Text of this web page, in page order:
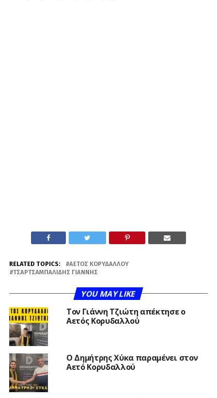
RELATED TOPICS:
ΑΕΤΌΣ ΚΟΡΥΔΑΛΛΟΎ
ΤΣΑΡΤΣΑΜΠΑΛΊΔΗΣ ΓΙΆΝΝΗΣ
YOU MAY LIKE
Τον Γιάννη Τζιώτη απέκτησε ο
Αετός Κορυδαλλού
O Δημήτρης Χύκα παραμένει στον
Αετό Κορυδαλλού